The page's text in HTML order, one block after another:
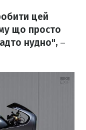
цей
що просто
нудно", –